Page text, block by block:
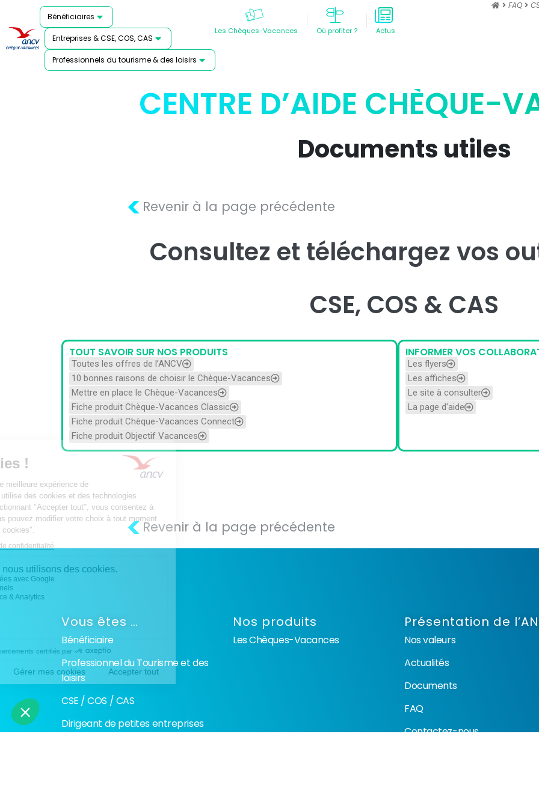
Bénéficiaires
Entreprises & CSE, COS, CAS
Professionnels du tourisme & des loisirs
Les Chèques-Vacances Où profiter ? Actus
FAQ
CENTRE D’AIDE CHÈQUE-
Documents utiles
< Revenir à la page précédente
Consultez et téléchargez vos
CSE, COS & CAS
TOUT SAVOIR SUR NOS PRODUITS
Toutes les offres de l’ANCV
10 bonnes raisons de choisir le Chèque-Vacances
Mettre en place le Chèque-Vacances
Fiche produit Chèque-Vacances Classic
Fiche produit Chèque-Vacances Connect
Fiche produit Objectif Vacances
INFORMER VOS
Les flyers
Les affiches
Le site à consulter
La page d'aide
<Revenir à la page précédente
Vous êtes …
Bénéficiaire
Professionnel du Tourisme et des
loisirs
CSE / COS / CAS
Dirigeant de petites entreprises
Nos produits
Les Chèques-Vacances
Présentation de
Nos valeurs
Actualités
Documents
FAQ
Contactez-nous